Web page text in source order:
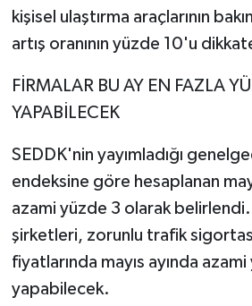
kişisel ulaştırma araçlarının
artış oranının yüzde 10'u
FİRMALAR BU AY EN FAZLA
YAPABİLECEK
SEDDK'nin yayımladığı
endeksine göre hesaplanan
azami yüzde 3 olarak
şirketleri, zorunlu trafik
fiyatlarında mayıs ayında
yapabilecek.